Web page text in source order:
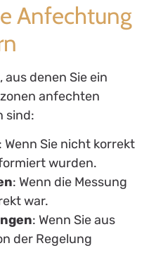
Anfechtung
denen Sie ein
anfechten
sind:
: Wenn Sie nicht korrekt
wurden.
: Wenn die Messung
war.
: Wenn Sie aus
der Regelung